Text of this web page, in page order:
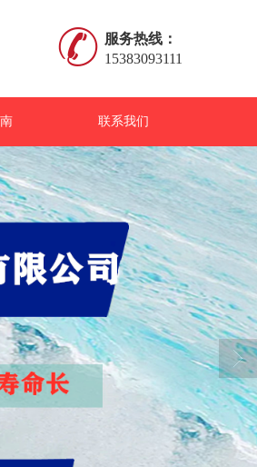
服务热线：
15383093111
联系我们